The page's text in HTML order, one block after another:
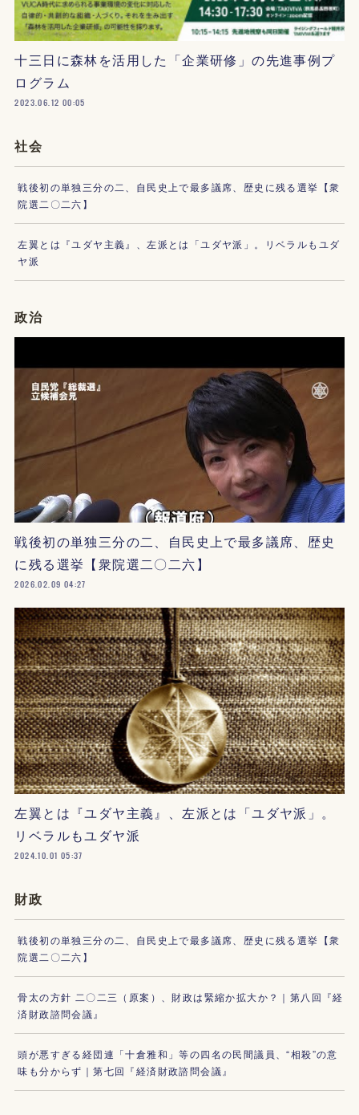
十三日に森林を活用した「企業研修」の先進事例プ
ログラム
2023.06.12 00:05
社会
戦後初の単独三分の二、自民史上で最多議席、歴史に残る選挙【衆
院選二〇二六】
左翼とは『ユダヤ主義』、左派とは「ユダヤ派」。リベラルもユダ
ヤ派
政治
戦後初の単独三分の二、自民史上で最多議席、歴史
に残る選挙【衆院選二〇二六】
2026.02.09 04:27
左翼とは『ユダヤ主義』、左派とは「ユダヤ派」。
リベラルもユダヤ派
2024.10.01 05:37
財政
戦後初の単独三分の二、自民史上で最多議席、歴史に残る選挙【衆
院選二〇二六】
骨太の方針 二〇二三（原案）、財政は緊縮か拡大か？｜第八回『経
済財政諮問会議』
頭が悪すぎる経団連「十倉雅和」等の四名の民間議員、“相殺”の意
味も分からず｜第七回『経済財政諮問会議』